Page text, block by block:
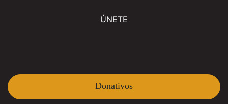
ÚNETE
Donativos